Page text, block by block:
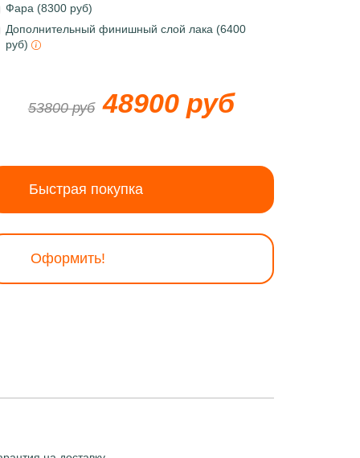
Фара (8300 руб)
Дополнительный финишный слой лака (6400
руб)
53800 руб 48900 руб
Быстрая покупка
Оформить!